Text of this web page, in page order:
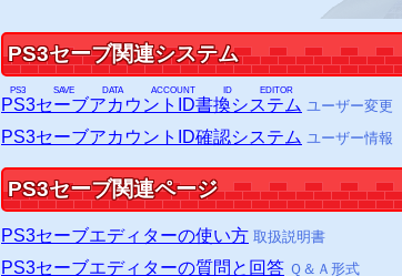
PS3セーブ関連システム
PS3セーブアカウントID書換システム
PS3 SAVE DATA ACCOUNT ID EDITOR
ユーザー変更
PS3セーブアカウントID確認システム ユーザー情報
PS3セーブ関連ページ
PS3セーブエディターの使い方 取扱説明書
PS3セーブエディターの質問と回答 Ｑ＆Ａ形式